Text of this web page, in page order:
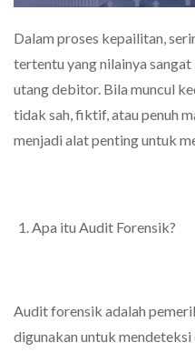
Dalam proses kepailitan,
tertentu yang nilainya
utang debitor. Bila muncul
tidak sah, fiktif, atau penuh
menjadi alat penting untuk
Apa itu Audit Forensik?
Audit forensik adalah
digunakan untuk mendeteksi